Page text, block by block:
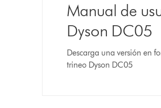
Manual de
Dyson DC05
Descarga una versión en
trineo Dyson DC05